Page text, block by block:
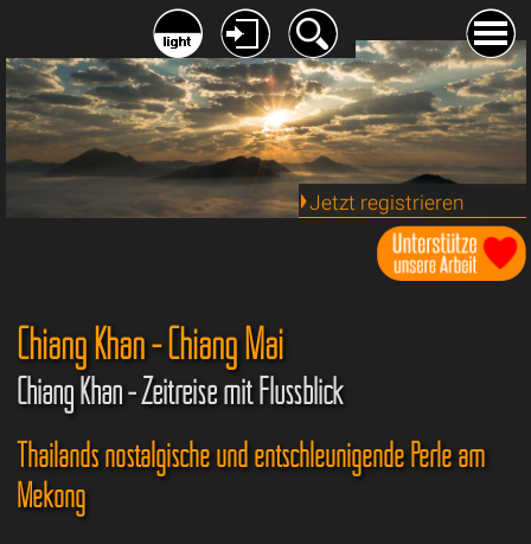
Jetzt registrieren
Chiang Khan - Chiang Mai
Chiang Khan - Zeitreise mit Flussblick
Thailands nostalgische und entschleunigende Perle am
Mekong